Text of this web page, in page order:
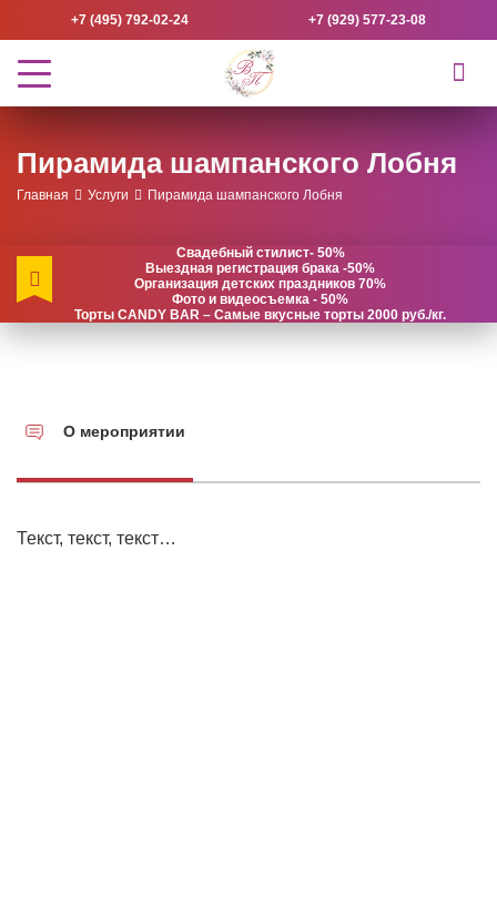
+7 (495) 792-02-24 +7 (929) 577-23-08
Пирамида шампанского Лобня
Главная Услуги Пирамида шампанского Лобня
Свадебный стилист- 50%
Выездная регистрация брака -50%
Организация детских праздников 70%
Фото и видеосъемка - 50%
Торты CANDY BAR – Самые вкусные торты 2000 руб./кг.
О мероприятии
Текст, текст, текст…